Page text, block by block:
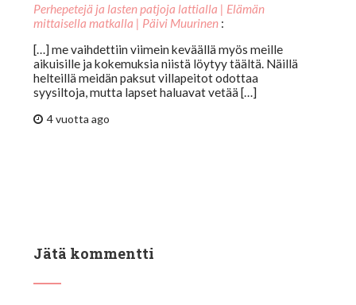
Perhepetejä ja lasten patjoja lattialla | Elämän
mittaisella matkalla | Päivi Muurinen :
[…] me vaihdettiin viimein keväällä myös meille
aikuisille ja kokemuksia niistä löytyy täältä. Näillä
helteillä meidän paksut villapeitot odottaa
syysiltoja, mutta lapset haluavat vetää […]
4 vuotta ago
Jätä kommentti